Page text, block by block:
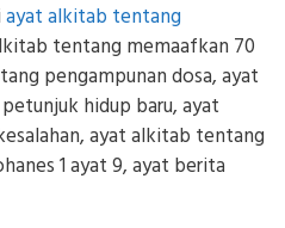
ayat alkitab tentang
tentang memaafkan 70
pengampunan dosa, ayat
hidup baru, ayat
ayat alkitab tentang
1 ayat 9, ayat berita